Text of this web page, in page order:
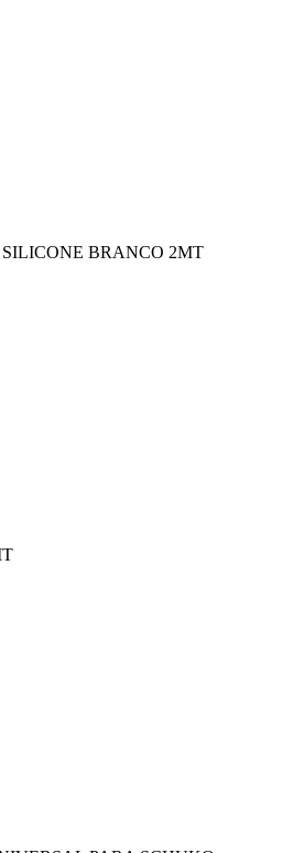
BRANCO 2MT